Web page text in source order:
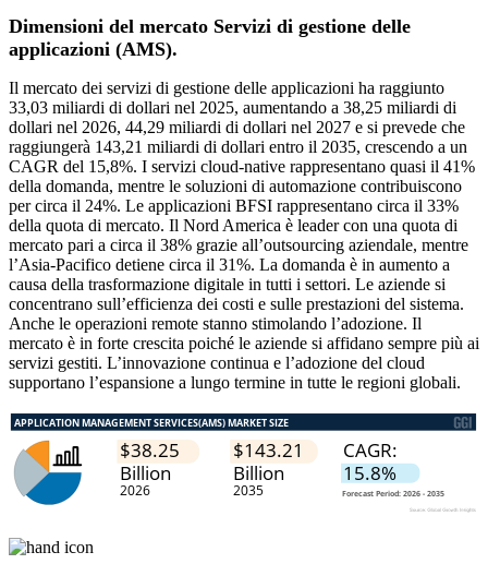
Dimensioni del mercato Servizi di gestione delle
applicazioni (AMS).
Il mercato dei servizi di gestione delle applicazioni ha raggiunto
33,03 miliardi di dollari nel 2025, aumentando a 38,25 miliardi di
dollari nel 2026, 44,29 miliardi di dollari nel 2027 e si prevede che
raggiungerà 143,21 miliardi di dollari entro il 2035, crescendo a un
CAGR del 15,8%. I servizi cloud-native rappresentano quasi il 41%
della domanda, mentre le soluzioni di automazione contribuiscono
per circa il 24%. Le applicazioni BFSI rappresentano circa il 33%
della quota di mercato. Il Nord America è leader con una quota di
mercato pari a circa il 38% grazie all’outsourcing aziendale, mentre
l’Asia-Pacifico detiene circa il 31%. La domanda è in aumento a
causa della trasformazione digitale in tutti i settori. Le aziende si
concentrano sull’efficienza dei costi e sulle prestazioni del sistema.
Anche le operazioni remote stanno stimolando l’adozione. Il
mercato è in forte crescita poiché le aziende si affidano sempre più ai
servizi gestiti. L’innovazione continua e l’adozione del cloud
supportano l’espansione a lungo termine in tutte le regioni globali.